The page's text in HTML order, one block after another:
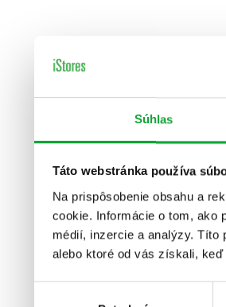
Súhlas
Táto webstránka používa
Na prispôsobenie obsahu a
cookie. Informácie o tom, ako
médií, inzercie a analýzy.
alebo ktoré od vás získali,